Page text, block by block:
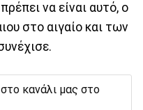
πρέπει να είναι αυτό, ο
στο αιγαίο και των
κανάλι μας στο